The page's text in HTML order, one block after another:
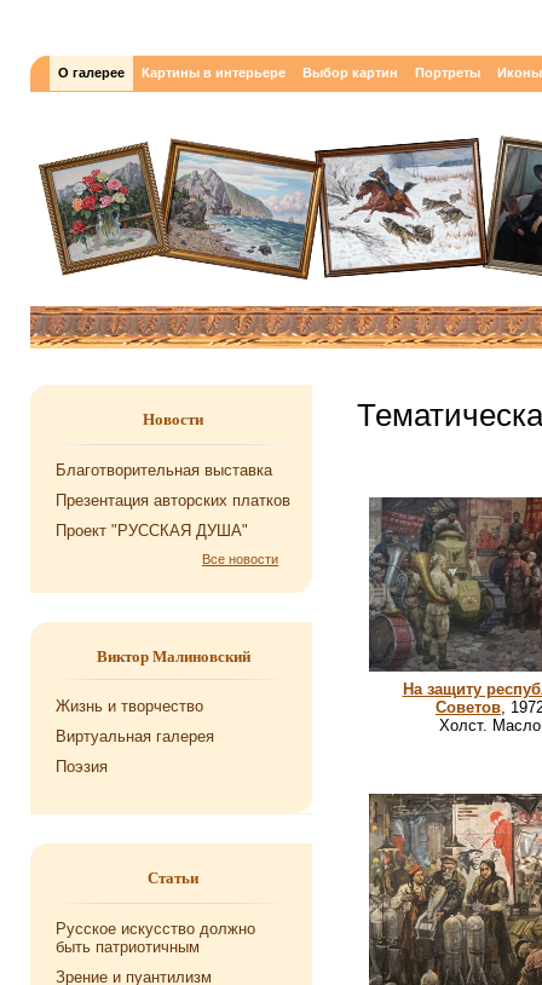
О галерее Картины в интерьере Выбор картин Портреты Иконы
Новости
Благотворительная выставка
Презентация авторских платков
Проект "РУССКАЯ ДУША"
Все новости
Виктор Малиновский
Жизнь и творчество
Виртуальная галерея
Поэзия
Статьи
Русское искусство должно
быть патриотичным
Зрение и пуантилизм
На защиту
Советов ,
Холст. Масло